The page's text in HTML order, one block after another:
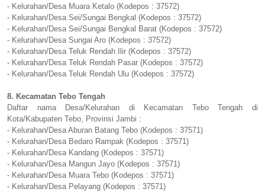
- Kelurahan/Desa Muara Ketalo (Kodepos : 37572)
- Kelurahan/Desa Sei/Sungai Bengkal (Kodepos : 37572)
- Kelurahan/Desa Sei/Sungai Bengkal Barat (Kodepos : 37572)
- Kelurahan/Desa Sungai Aro (Kodepos : 37572)
- Kelurahan/Desa Teluk Rendah Ilir (Kodepos : 37572)
- Kelurahan/Desa Teluk Rendah Pasar (Kodepos : 37572)
- Kelurahan/Desa Teluk Rendah Ulu (Kodepos : 37572)
8. Kecamatan Tebo Tengah
Daftar nama Desa/Kelurahan di Kecamatan Tebo Tengah di
Kota/Kabupaten Tebo, Provinsi Jambi :
- Kelurahan/Desa Aburan Batang Tebo (Kodepos : 37571)
- Kelurahan/Desa Bedaro Rampak (Kodepos : 37571)
- Kelurahan/Desa Kandang (Kodepos : 37571)
- Kelurahan/Desa Mangun Jayo (Kodepos : 37571)
- Kelurahan/Desa Muara Tebo (Kodepos : 37571)
- Kelurahan/Desa Pelayang (Kodepos : 37571)